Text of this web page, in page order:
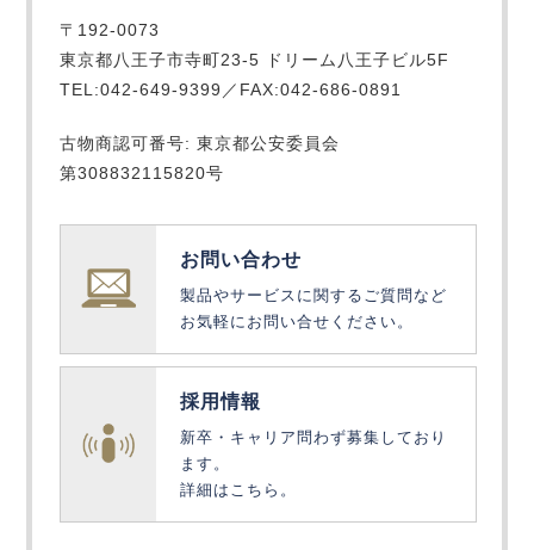
〒192-0073
東京都八王子市寺町23-5 ドリーム八王子ビル5F
TEL:042-649-9399／FAX:042-686-0891
古物商認可番号: 東京都公安委員会
第308832115820号
お問い合わせ
製品やサービスに関するご質問など
お気軽にお問い合せください。
採用情報
新卒・キャリア問わず募集しており
ます。
詳細はこちら。